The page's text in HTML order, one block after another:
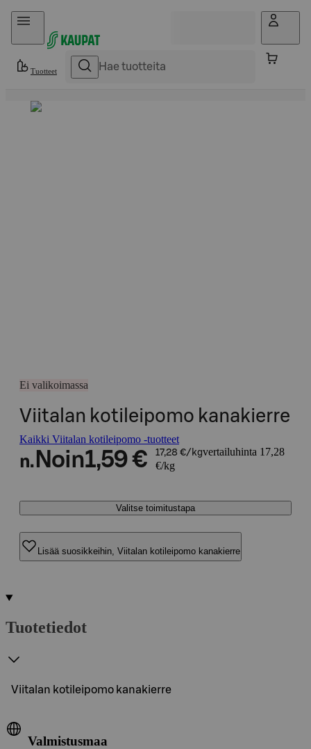
Hyppää sisältöön
Tuotteet
Ei valikoimassa
Viitalan kotileipomo kanakierre
Kaikki Viitalan kotileipomo -tuotteet
n. Noin1,59 € 17,28 €/kgvertailuhinta 17,28
€/kg
Valitse toimitustapa
Lisää suosikkeihin, Viitalan kotileipomo kanakierre
Tuotetiedot
Viitalan kotileipomo kanakierre
Valmistusmaa